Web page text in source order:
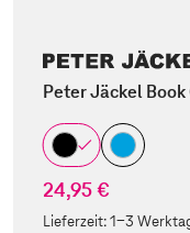
Peter Jäckel Book
24,95 €
Lieferzeit:1-3